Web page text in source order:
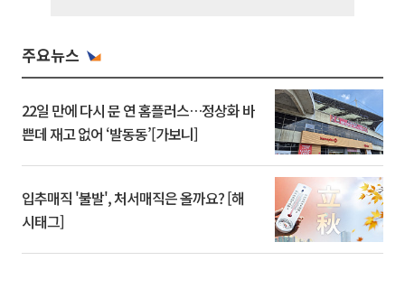
주요뉴스
22일 만에 다시 문 연 홈플러스…정상화 바
쁜데 재고 없어 ‘발동동’[가보니]
입추매직 '불발', 처서매직은 올까요? [해
시태그]